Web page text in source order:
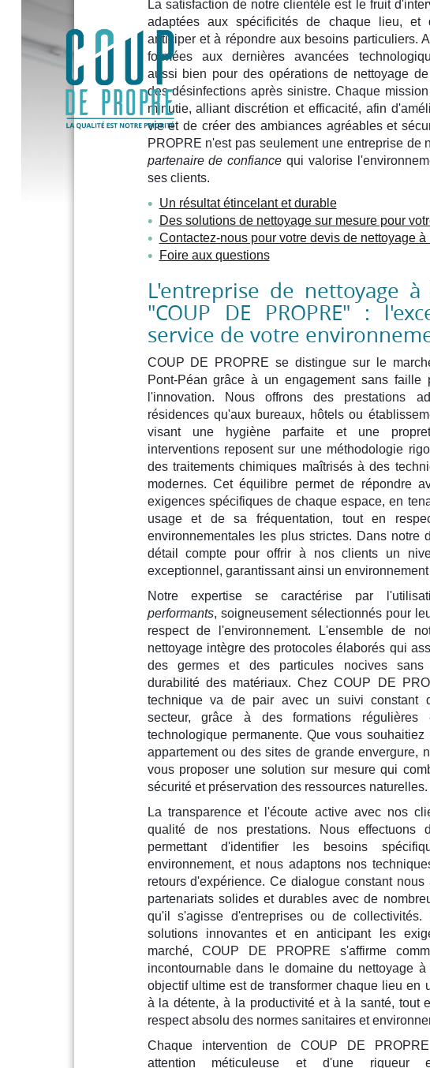
à
La satisfaction de notre clientèle est le fruit
adaptées aux spécificités de chaque lieu, et
anticiper et à répondre aux besoins particuliers.
formées aux dernières avancées
aussi bien pour des opérations de nettoyage
des désinfections après sinistre. Chaque
minutie, alliant discrétion et efficacité, afin
vie et de créer des ambiances agréables et
PROPRE n'est pas seulement une entreprise de
partenaire de confiance qui valorise
ses clients.
Un résultat étincelant et durable
Des solutions de nettoyage sur mesure pour
Contactez-nous pour votre devis de nettoyage à
Foire aux questions
L'entreprise de nettoyage à
"COUP DE PROPRE" :
service de votre
COUP DE PROPRE se distingue sur le
Pont-Péan grâce à un engagement sans
l'innovation. Nous offrons des prestations
résidences qu'aux bureaux, hôtels ou
visant une hygiène parfaite et une
interventions reposent sur une méthodologie
des traitements chimiques maîtrisés à des
modernes. Cet équilibre permet de répondre
exigences spécifiques de chaque espace, en
usage et de sa fréquentation, tout en
environnementales les plus strictes. Dans notre
détail compte pour offrir à nos clients un
exceptionnel, garantissant ainsi un
Notre expertise se caractérise par
performants, soigneusement sélectionnés pour
respect de l'environnement. L'ensemble de
nettoyage intègre des protocoles élaborés qui
des germes et des particules nocives sans
durabilité des matériaux. Chez COUP DE
technique va de pair avec un suivi constant
secteur, grâce à des formations
technologique permanente. Que vous
appartement ou des sites de grande envergure,
vous proposer une solution sur mesure qui
sécurité et préservation des ressources naturelles.
La transparence et l'écoute active avec nos
qualité de nos prestations. Nous effectuons
permettant d'identifier les besoins
environnement, et nous adaptons nos
retours d'expérience. Ce dialogue constant
partenariats solides et durables avec de
qu'il s'agisse d'entreprises ou de collectivités.
solutions innovantes et en anticipant les
marché, COUP DE PROPRE s'affirme
incontournable dans le domaine du nettoyage à
objectif ultime est de transformer chaque lieu en
à la détente, à la productivité et à la santé, tout
respect absolu des normes sanitaires et
Chaque intervention de COUP DE
attention méticuleuse et d'une rigueur